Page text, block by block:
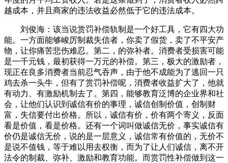
越成本，并且商家的违法收益必然低于它的违法成本。
刘俊海：该当说赏罚补偿轨制是一个好工具，它有四大功
能。一方面能够峻厉制裁失信者，你卖了假货，卖了不平安产
物，让你痛苦悲伤难忍。第二，的弥补者。消费者受损害可能
是一千元钱，最初获得一万元的补偿。第三，极大的激励者，
现正在良多消费者当前忍气吞声，由于他不成能为了逃回一只
鸡去杀一头牛，但有了赏罚补偿呢，消费者收益扩大了，他就
有动力、有激励机制去了。第四，能够教育泛博的企业界和社
会，让他们认识到诚信有价的事理，诚信创制价值，创制财
富，失信要付出价格。所以，诚信有价，价有两个寄义，反面
看是价值，看是价格。还有一个词叫做诚信无价，事实诚信有
价仍是诚信无价，说的是一层意义，诚信常有价值的，无价不
是说不值钱，等于难以用去权衡，而为了让人们诚信，离不开
法令的制裁、弥补、激励和教育功能。而赏罚性补偿做到这一